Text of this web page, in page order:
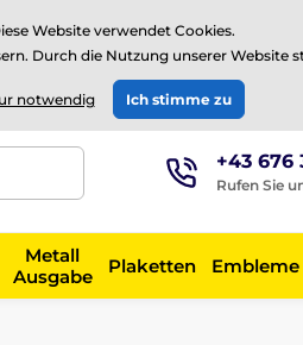
Bewertungen aufTrustpilot
EUR
+43 676
Rufen Sie
Metall
Ausgabe
Plaketten Embleme
Website verwendet Cookies.
Durch die Nutzung unserer Website
notwendig Ich stimme zu